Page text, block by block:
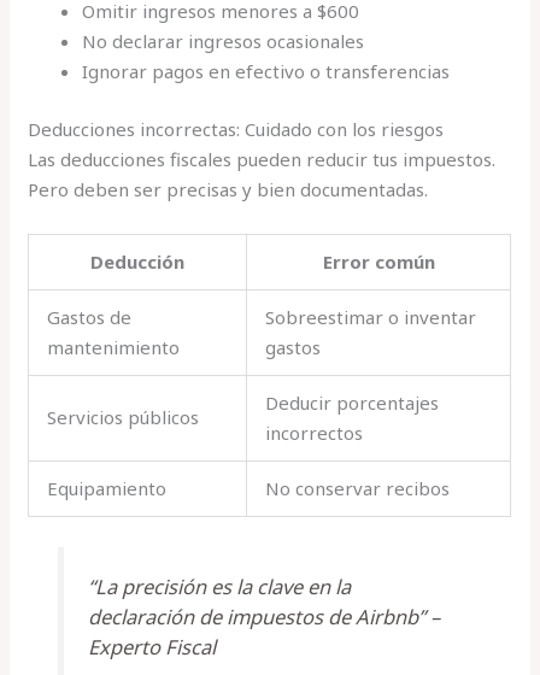
Omitir ingresos menores a $600
No declarar ingresos ocasionales
Ignorar pagos en efectivo o transferencias
Deducciones incorrectas: Cuidado con los riesgos
Las deducciones fiscales pueden reducir tus impuestos.
Pero deben ser precisas y bien documentadas.
Deducción Error común
Gastos de
mantenimiento
Sobreestimar o inventar
gastos
Servicios públicos
Deducir porcentajes
incorrectos
Equipamiento No conservar recibos
“La precisión es la clave en la
declaración de impuestos de Airbnb” –
Experto Fiscal